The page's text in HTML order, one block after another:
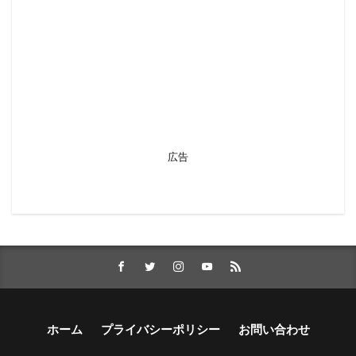
広告
ホーム プライバシーポリシー お問い合わせ